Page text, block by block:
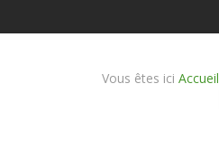
Vous êtes ici Accueil